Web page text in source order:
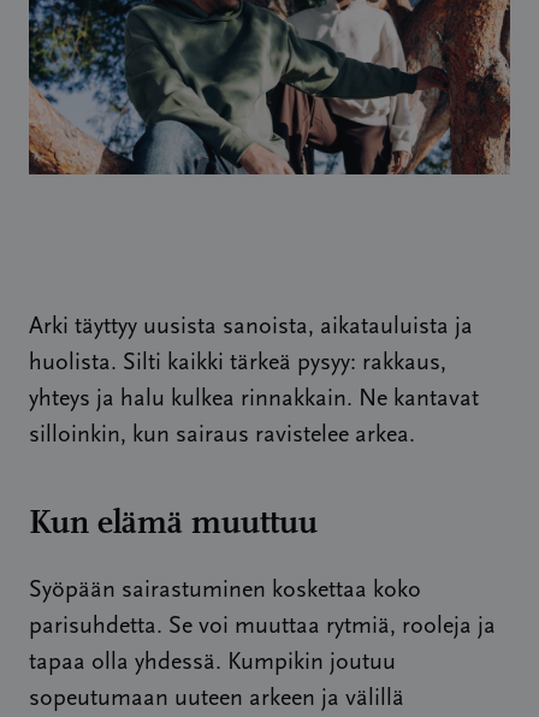
Arki täyttyy uusista sanoista, aikatauluista ja
huolista. Silti kaikki tärkeä pysyy: rakkaus,
yhteys ja halu kulkea rinnakkain. Ne kantavat
silloinkin, kun sairaus ravistelee arkea.
Kun elämä muuttuu
Syöpään sairastuminen koskettaa koko
parisuhdetta. Se voi muuttaa rytmiä, rooleja ja
tapaa olla yhdessä. Kumpikin joutuu
sopeutumaan uuteen arkeen ja välillä